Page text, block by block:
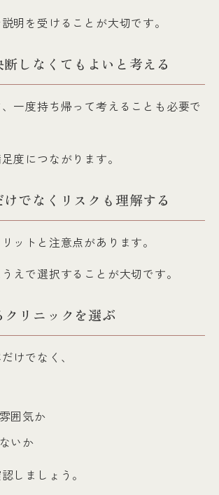
明を受けることが大切です。
しなくてもよいと考える
一度持ち帰って考えることも必要で
度につながります。
でなくリスクも理解する
ットと注意点があります。
えで選択することが大切です。
リニックを選ぶ
けでなく、
囲気か
いか
しましょう。